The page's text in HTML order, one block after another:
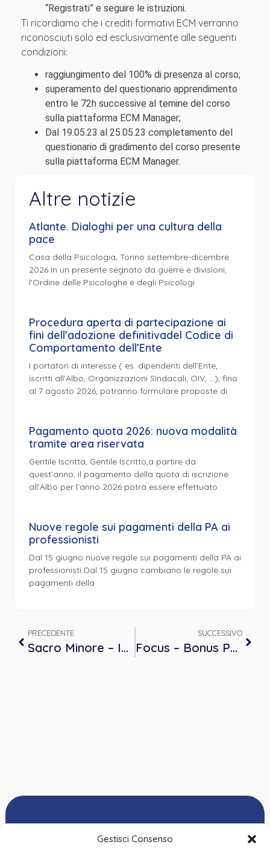
Gestisci Consenso
“Registrati” e seguire le istruzioni.
Ti ricordiamo che i crediti formativi ECM verranno
riconosciuti solo ed esclusivamente alle seguenti
condizioni:
raggiungimento del 100% di presenza al corso;
superamento del questionario apprendimento
entro le 72h successive al temine del corso
sulla piattaforma ECM Manager;
Dal 19.05.23 al 25.05.23 completamento del
questionario di gradimento del corso presente
sulla piattaforma ECM Manager.
Altre notizie
Atlante. Dialoghi per una cultura della
pace
Casa della Psicologia, Torino settembre-dicembre
2026 In un presente segnato da guerre e divisioni,
l’Ordine delle Psicologhe e degli Psicologi
Procedura aperta di partecipazione ai
fini dell’adozione definitivadel Codice di
Comportamento dell’Ente
I portatori di interesse ( es. dipendenti dell’Ente,
iscritti all’Albo, Organizzazioni Sindacali, OIV, …), fino
al 7 agosto 2026, potranno formulare proposte di
Pagamento quota 2026: nuova modalità
tramite area riservata
Gentile Iscritta, Gentile Iscritto,a partire da
quest’anno, il pagamento della quota di iscrizione
all’Albo per l’anno 2026 potrà essere effettuato
Nuove regole sui pagamenti della PA ai
professionisti
Dal 15 giugno nuove regole sui pagamenti della PA ai
professionisti Dal 15 giugno cambiano le regole sui
pagamenti della
PRECEDENTE
Sacro Minore – Incontro con Franco Arminio, scrittore, fotografo e regista – Usseaux (TO), sabato 27 Maggio 2023
SUCCESSIVO
Focus – Bonus Psicologo, istanze da completare entro il prossimo 20 giugno